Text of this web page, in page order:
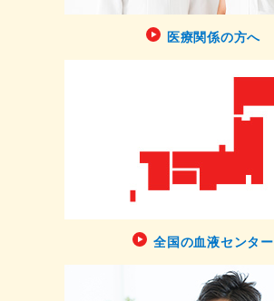
医療関係の方へ
全国の血液センター